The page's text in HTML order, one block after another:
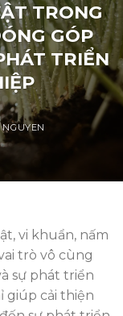
TRONG
GÓP
TRIỂN
NGUYEN
vi khuẩn, nấm
trò vô cùng
sự phát triển
giúp cải thiện